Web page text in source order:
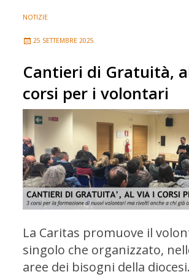
NOTIZIE
25 SETTEMBRE 2025
Cantieri di Gratuità,
corsi per i volontari
La Caritas promuove il
singolo che organizzato,
aree dei bisogni della diocesi.